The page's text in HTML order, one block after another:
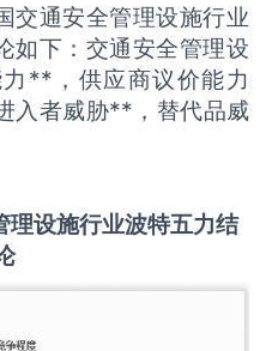
交通安全管理设施行业
如下：交通安全管理设
**，供应商议价能力
入者威胁**，替代品威
理设施行业波特五力结